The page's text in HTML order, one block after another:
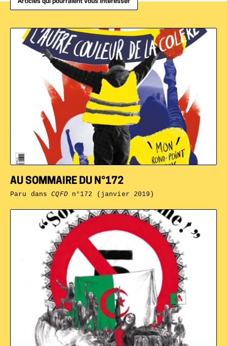
AU SOMMAIRE DU N°172
Paru dansCQFDn°172 (janvier 2019)